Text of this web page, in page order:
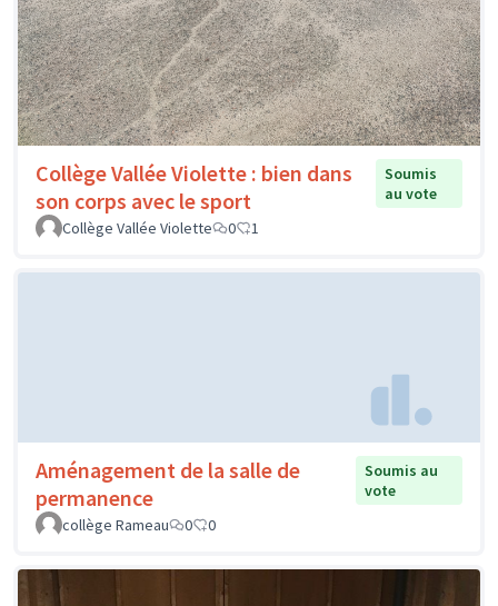
Collège Vallée Violette : bien dans
son corps avec le sport
Soumis
au vote
Collège Vallée Violette
0 1
Aménagement de la salle de
permanence
Soumis au
vote
collège Rameau
0 0